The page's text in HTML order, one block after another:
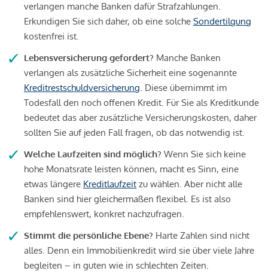
verlangen manche Banken dafür Strafzahlungen.
Erkundigen Sie sich daher, ob eine solche Sondertilgung
kostenfrei ist.
Lebensversicherung gefordert? Manche Banken
verlangen als zusätzliche Sicherheit eine sogenannte
Kreditrestschuldversicherung. Diese übernimmt im
Todesfall den noch offenen Kredit. Für Sie als Kreditkunde
bedeutet das aber zusätzliche Versicherungskosten, daher
sollten Sie auf jeden Fall fragen, ob das notwendig ist.
Welche Laufzeiten sind möglich? Wenn Sie sich keine
hohe Monatsrate leisten können, macht es Sinn, eine
etwas längere Kreditlaufzeit zu wählen. Aber nicht alle
Banken sind hier gleichermaßen flexibel. Es ist also
empfehlenswert, konkret nachzufragen.
Stimmt die persönliche Ebene? Harte Zahlen sind nicht
alles. Denn ein Immobilienkredit wird sie über viele Jahre
begleiten – in guten wie in schlechten Zeiten.